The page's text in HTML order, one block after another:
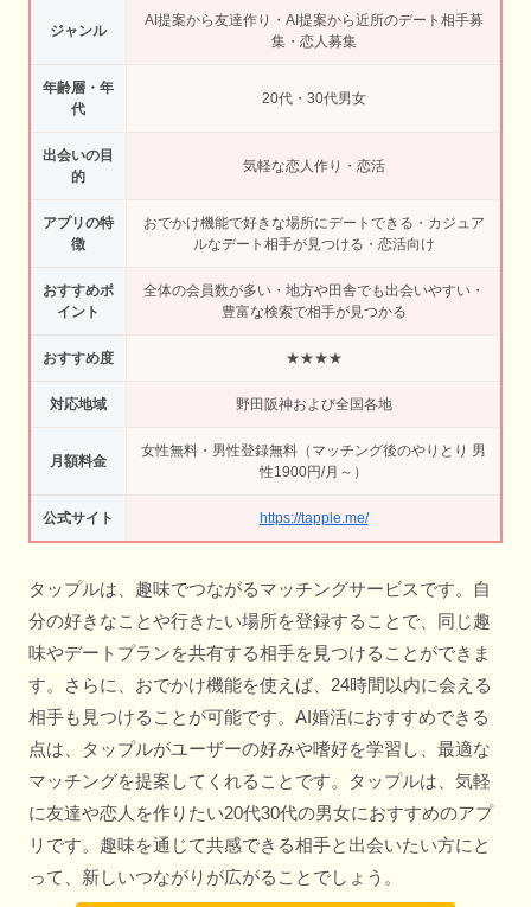
ジャンル
AI提案から友達作り・AI提案から近所のデート相手募
集・恋人募集
年齢層・年
代
20代・30代男女
出会いの目
的
気軽な恋人作り・恋活
アプリの特
徴
おでかけ機能で好きな場所にデートできる・カジュア
ルなデート相手が見つける・恋活向け
おすすめポ
イント
全体の会員数が多い・地方や田舎でも出会いやすい・
豊富な検索で相手が見つかる
おすすめ度 ★★★★
対応地域 野田阪神および全国各地
月額料金
女性無料・男性登録無料（マッチング後のやりとり 男
性1900円/月～）
公式サイト https://tapple.me/
タップルは、趣味でつながるマッチングサービスです。自
分の好きなことや行きたい場所を登録することで、同じ趣
味やデートプランを共有する相手を見つけることができま
す。さらに、おでかけ機能を使えば、24時間以内に会える
相手も見つけることが可能です。AI婚活におすすめできる
点は、タップルがユーザーの好みや嗜好を学習し、最適な
マッチングを提案してくれることです。タップルは、気軽
に友達や恋人を作りたい20代30代の男女におすすめのアプ
リです。趣味を通じて共感できる相手と出会いたい方にと
って、新しいつながりが広がることでしょう。